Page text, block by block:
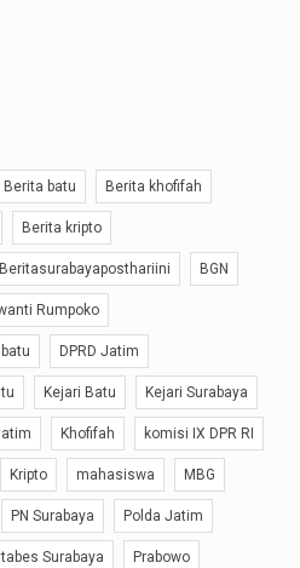
Berita batu Berita khofifah
Berita kripto
Beritasurabayaposthariini BGN
Rumpoko
DPRD Jatim
Kejari Batu Kejari Surabaya
Khofifah komisi IX DPR RI
Kripto mahasiswa MBG
PN Surabaya Polda Jatim
Surabaya Prabowo